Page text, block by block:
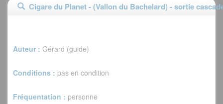
Cigare du Planet - (Vallon du Bachelard) - sortie
Auteur : Gérard (guide)
Conditions : pas en condition
Fréquentation : personne